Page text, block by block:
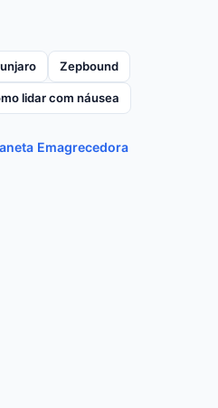
Zepbound
lidar com náusea
Emagrecedora